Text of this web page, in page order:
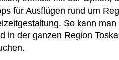
für Ausflügen rund um
So kann
in der ganzen Region